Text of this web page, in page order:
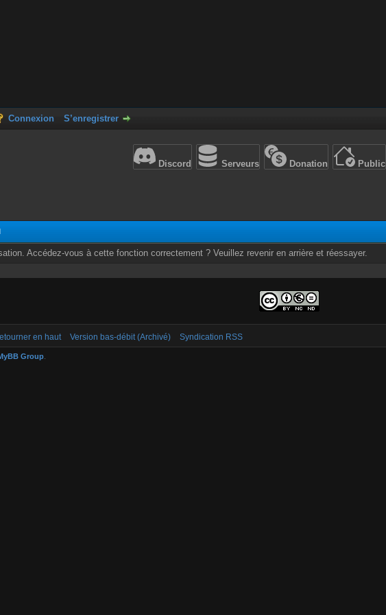
Connexion S’enregistrer
Discord Serveurs Donation Public
Accédez-vous à cette fonction correctement ? Veuillez revenir en arrière et réessayer.
en haut Version bas-débit (Archivé) Syndication RSS
Group.